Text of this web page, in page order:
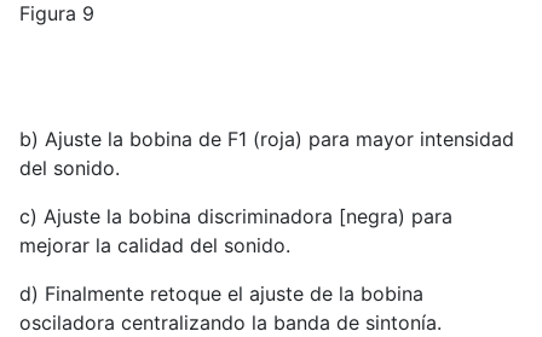
Figura 9
b) Ajuste la bobina de F1 (roja) para mayor intensidad
del sonido.
c) Ajuste la bobina discriminadora [negra) para
mejorar la calidad del sonido.
d) Finalmente retoque el ajuste de la bobina
osciladora centralizando la banda de sintonía.